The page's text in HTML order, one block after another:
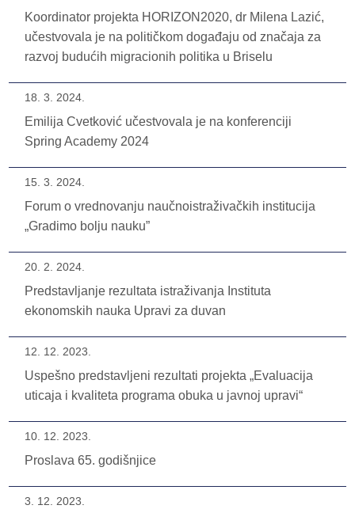
Koordinator projekta HORIZON2020, dr Milena Lazić,
učestvovala je na političkom događaju od značaja za
razvoj budućih migracionih politika u Briselu
18. 3. 2024.
Emilija Cvetković učestvovala je na konferenciji
Spring Academy 2024
15. 3. 2024.
Forum o vrednovanju naučnoistraživačkih institucija
„Gradimo bolju nauku”
20. 2. 2024.
Predstavljanje rezultata istraživanja Instituta
ekonomskih nauka Upravi za duvan
12. 12. 2023.
Uspešno predstavljeni rezultati projekta „Evaluacija
uticaja i kvaliteta programa obuka u javnoj upravi“
10. 12. 2023.
Proslava 65. godišnjice
3. 12. 2023.